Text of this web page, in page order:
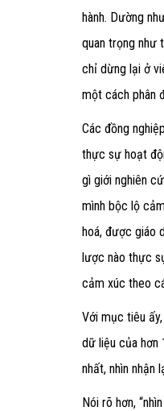
hành. Dường
quan trọng như
chỉ dừng lại ở
một cách phân
Các đồng
thực sự hoạt
gì giới nghiên
mình bộc lộ
hoá, được giáo
lược nào thực
cảm xúc theo
Với mục tiêu
dữ liệu của hơn
nhất, nhìn nhận
Nói rõ hơn,